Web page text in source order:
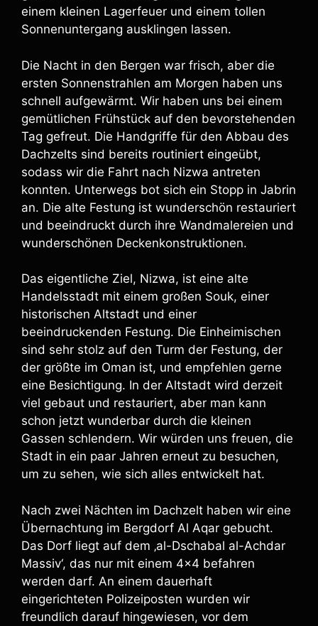
einem kleinen Lagerfeuer und einem tollen
Sonnenuntergang ausklingen lassen.
Die Nacht in den Bergen war frisch, aber die
ersten Sonnenstrahlen am Morgen haben uns
schnell aufgewärmt. Wir haben uns bei einem
gemütlichen Frühstück auf den bevorstehenden
Tag gefreut. Die Handgriffe für den Abbau des
Dachzelts sind bereits routiniert eingeübt,
sodass wir die Fahrt nach Nizwa antreten
konnten. Unterwegs bot sich ein Stopp in Jabrin
an. Die alte Festung ist wunderschön restauriert
und beeindruckt durch ihre Wandmalereien und
wunderschönen Deckenkonstruktionen.
Das eigentliche Ziel, Nizwa, ist eine alte
Handelsstadt mit einem großen Souk, einer
historischen Altstadt und einer
beeindruckenden Festung. Die Einheimischen
sind sehr stolz auf den Turm der Festung, der
der größte im Oman ist, und empfehlen gerne
eine Besichtigung. In der Altstadt wird derzeit
viel gebaut und restauriert, aber man kann
schon jetzt wunderbar durch die kleinen
Gassen schlendern. Wir würden uns freuen, die
Stadt in ein paar Jahren erneut zu besuchen,
um zu sehen, wie sich alles entwickelt hat.
Nach zwei Nächten im Dachzelt haben wir eine
Übernachtung im Bergdorf Al Aqar gebucht.
Das Dorf liegt auf dem ‚al-Dschabal al-Achdar
Massiv‘, das nur mit einem 4×4 befahren
werden darf. An einem dauerhaft
eingerichteten Polizeiposten wurden wir
freundlich darauf hingewiesen, vor dem